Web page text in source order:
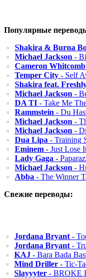
Популярные
Shakira & Burna
Michael Jackson -
Cameron Whitcomb
Temper City - Self
Shakira feat.
Michael Jackson -
DA TI - Take Me
Rammstein - Du
Michael Jackson -
Michael Jackson -
Dua Lipa - Training
Eminem - Just Lose
Lady Gaga -
Michael Jackson -
Abba - The Winner
Свежие переводы:
Jordana Bryant -
Jordana Bryant -
KAJ - Bara Bada
Mind Driller - Tic-
Slayyyter - BROKE